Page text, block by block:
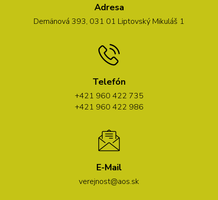
Adresa
Demänová 393, 031 01 Liptovský Mikuláš 1
Telefón
+421 960 422 735
+421 960 422 986
E-Mail
verejnost@aos.sk